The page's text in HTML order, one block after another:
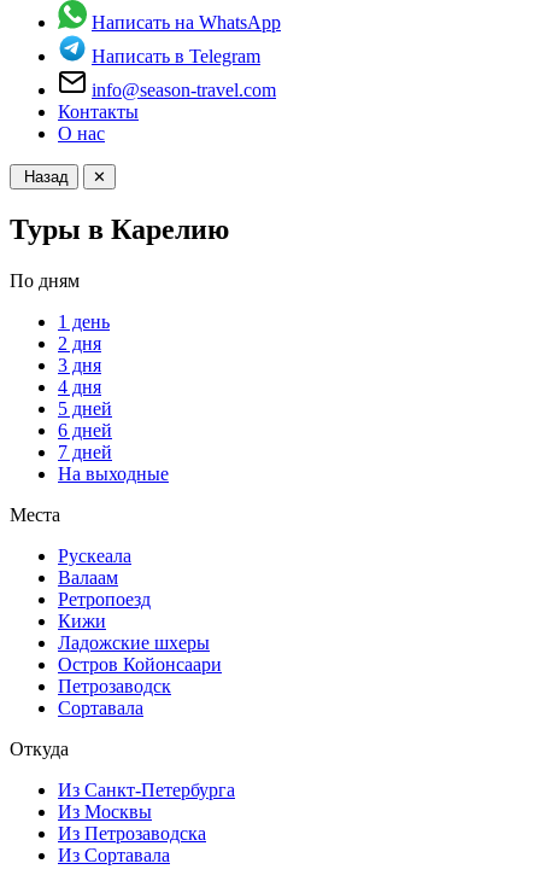
Написать на WhatsApp
Написать в Telegram
info@season-travel.com
Контакты
О нас
Назад ✕
Туры в Карелию
По дням
1 день
2 дня
3 дня
4 дня
5 дней
6 дней
7 дней
На выходные
Места
Рускеала
Валаам
Ретропоезд
Кижи
Ладожские шхеры
Остров Койонсаари
Петрозаводск
Сортавала
Откуда
Из Санкт-Петербурга
Из Москвы
Из Петрозаводска
Из Сортавала